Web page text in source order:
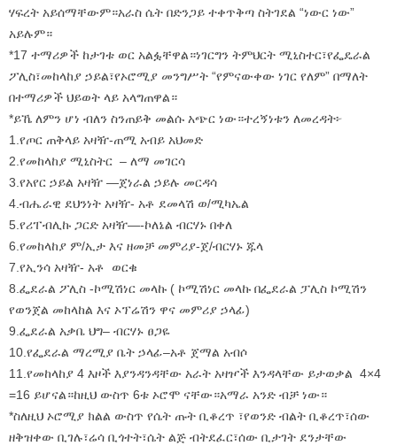
ሃፍረት አይሰማቸውም።አራስ ሴት በድንጋይ ተቀጥቅጣ ስትገደል “ነውር ነው”
አይሉም።
*17 ተማሪዎች ከታገቱ ወር አልፏቸዋል።ነገርግን ትምህርት ሚኒስተር፣የፌዴራል
ፖሊስ፣መከላከያ ኃይል፣የኦሮሚያ መንግሥት “የምናውቀው ነገር የለም” በማለት
በተማሪዎች ህይወት ላይ አላግጠዋል።
*ይኼ ለምን ሆነ ብለን ስንጠይቅ መልሱ አጭር ነው።ተረኝነቱን ለመረዳት፦
1.የጦር ጠቅላይ አዛዥ-ጠሚ አብይ አህመድ
2.የመከላከያ ሚኒስትር – ለማ መገርሳ
3.የአየር ኃይል አዛዥ —ጀነራል ኃይሉ መርዳሳ
4.ብሔራዊ ደህንነት አዛዥ- አቶ ደመላሽ ወ/ሚካኤል
5.የሪፐብሊኩ ጋርድ አዛዥ—-ኮለኔል ብርሃኑ በቀለ
6.የመከላከያ ም/ኢታ እና ዘመቻ መምሪያ-ጀ/ብርሃኑ ጁላ
7.የኢንሳ አዛዥ- አቶ ወርቁ
8.ፌደራል ፖሊስ -ኮሚሽነር መላኩ ( ኮሚሽነር መላኩ በፌደራል ፓሊስ ኮሚሽን
የወንጀል መከላከል እና ኦፕሬሽን ዋና መምሪያ ኃላፊ)
9.ፌደራል አቃቤ ህግ– ብርሃኑ ፀጋዬ
10.የፌደራል ማረሚያ ቤት ኃላፊ–አቶ ጀማል አብሶ
11.የመከላከያ 4 እዞች እያንዳንዳቸው አራት አዛዦች እንዳላቸው ይታወቃል 4×4
=16 ይሆናል።ከዚህ ውስጥ 6ቱ ኦሮሞ ናቸው።አማራ አንድ ብቻ ነው።
*ስለዚህ ኦሮሚያ ክልል ውስጥ የሴት ጡት ቢቆረጥ ፣የወንድ ብልት ቢቆረጥ፣ሰው
ዘቅዝቀው ቢገሉ፣ሬሳ ቢጎተት፣ሴት ልጅ ብትደፈር፣ሰው ቢታገት ደንታቸው